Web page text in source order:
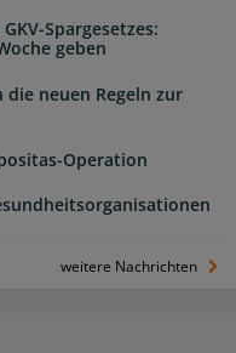
Spargesetzes:
geben
die neuen Regeln zur
Operation
weitere Nachrichten